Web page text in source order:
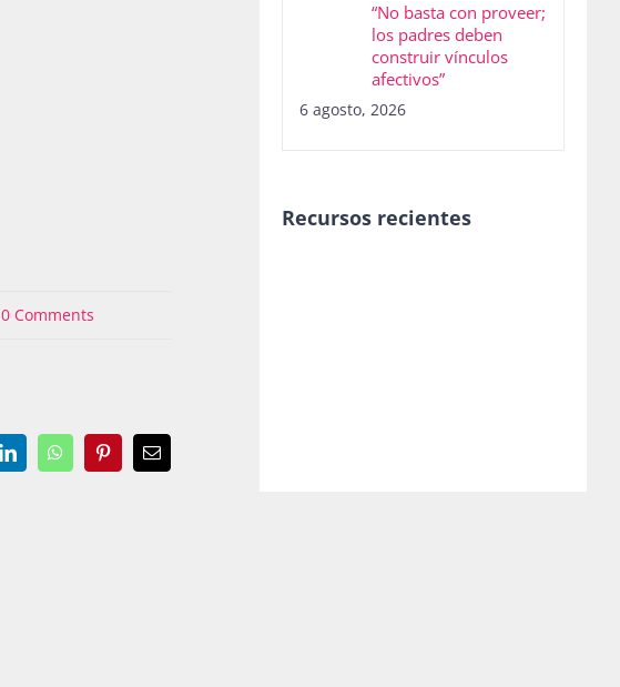
0 Comments
LinkedInWhatsAppPinterestEmail
“No basta con proveer;
los padres deben
construir vínculos
afectivos”
6 agosto, 2026
Recursos recientes